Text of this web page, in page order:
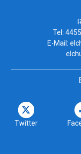
Tel:
E-Mail:
Twitter